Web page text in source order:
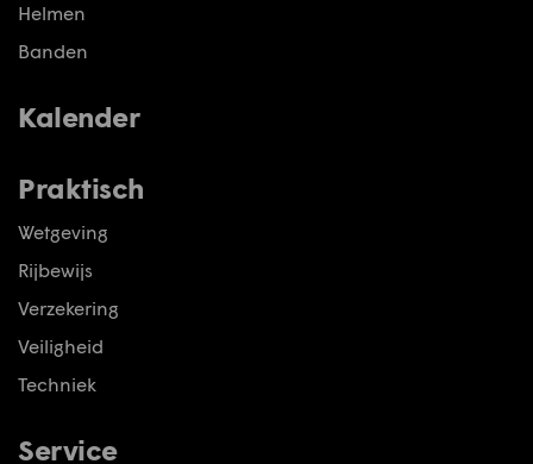
Helmen
Banden
Kalender
Praktisch
Wetgeving
Rijbewijs
Verzekering
Veiligheid
Techniek
Service